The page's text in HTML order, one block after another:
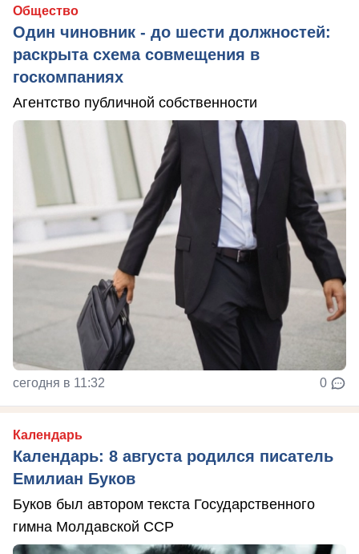
Общество
Один чиновник - до шести должностей:
раскрыта схема совмещения в
госкомпаниях
Агентство публичной собственности
сегодня в 11:32 0
Календарь
Календарь: 8 августа родился писатель
Емилиан Буков
Буков был автором текста Государственного
гимна Молдавской ССР